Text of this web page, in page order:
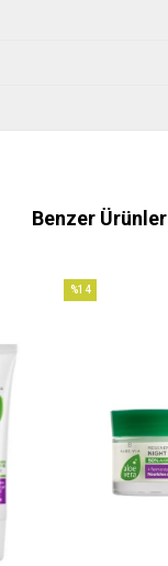
Benzer Ürünler
%14